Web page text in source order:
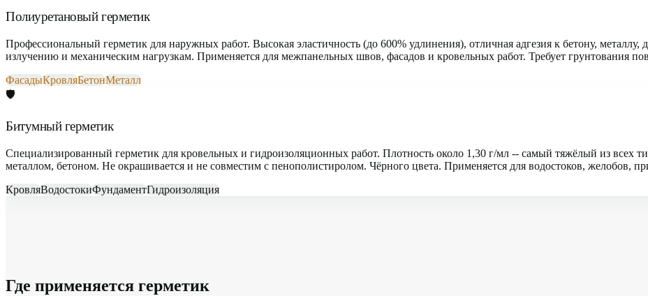
Полиуретановый герметик
Профессиональный герметик для наружных работ. Высокая эластичность (до 600% удлинения), отличная адгезия к бетону,
излучению и механическим нагрузкам. Применяется для межпанельных швов, фасадов и кровельных работ. Требует грунтования
ФасадыКровляБетонМеталл
🛡
Битумный герметик
Специализированный герметик для кровельных и гидроизоляционных работ. Плотность около 1,30 г/мл -- самый тяжёлый из всех
металлом, бетоном. Не окрашивается и не совместим с пенополистиролом. Чёрного цвета. Применяется для водостоков, желобов,
КровляВодостокиФундаментГидроизоляция
Где применяется герметик